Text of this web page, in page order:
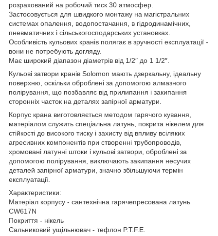
розрахований на робочий тиск 30 атмосфер.
Застосовується для швидкого монтажу на магістральних
системах опалення, водопостачання, в гідродинамічних,
пневматичних і сільськогосподарських установках.
Особливість кульових кранів полягає в зручності експлуатації -
вони не потребують догляду.
Має широкий діапазон діаметрів від 1/2″ до 1 1/2″.
Кульові затвори кранів Solomon мають дзеркальну, ідеальну
поверхню, оскільки оброблені за допомогою алмазного
полірування, що позбавляє від прилипання і закипання
сторонніх часток на деталях запірної арматури.
Корпус крана виготовляється методом гарячого кування,
матеріалом служить спеціальна латунь, покрита нікелем для
стійкості до високого тиску і захисту від впливу всіляких
агресивних компонентів при створенні трубопроводів,
хромовані латунні штоки і кульові затвори, оброблені за
допомогою полірування, виключають закипання несучих
деталей запірної арматури, значно збільшуючи термін
експлуатації.
Характеристики:
Матеріал корпусу - сантехнічна гарячепресована латунь
CW617N
Покриття - нікель
Сальниковий ущільнювач - тефлон P.T.F.E.